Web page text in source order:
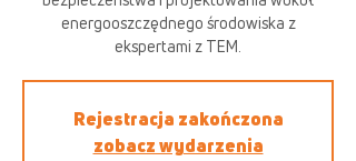
energooszczędnego środowiska z
ekspertami z TEM.
Rejestracja zakończona
zobacz wydarzenia